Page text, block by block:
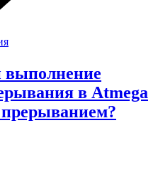
выполнение
в Atmega